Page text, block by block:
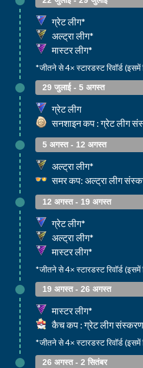
ग्रेट लीग*
अल्ट्रा लीग*
मास्टर लीग*
*जीतने से 4× स्टारडस्ट रिवॉर्ड (इसमें
29 जुलाई - 5 अगस्त
ग्रेट लीग
सनशाइन कप : ग्रेट लीग
5 अगस्त - 12 अगस्त
अल्ट्रा लीग*
समर कप: अल्ट्रा लीग
12 अगस्त - 19 अगस्त
ग्रेट लीग*
अल्ट्रा लीग*
मास्टर लीग*
*जीतने से 4× स्टारडस्ट रिवॉर्ड (इसमें
19 अगस्त - 26 अगस्त
मास्टर लीग*
कैच कप : ग्रेट लीग
*जीतने से 4× स्टारडस्ट रिवॉर्ड (इसमें
26 अगस्त - 2 सितंबर